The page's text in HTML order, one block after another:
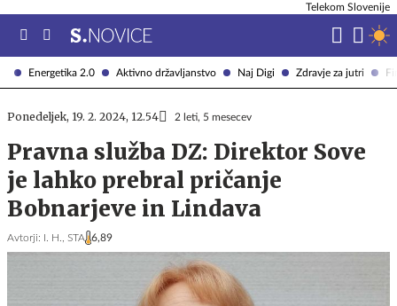
Energetika 2.0 Aktivno državljanstvo Naj Digi Zdravje za jutri
Telekom Slovenije
Ponedeljek, 19. 2. 2024, 12.54 2 leti, 5 mesecev
Pravna služba DZ: Direktor Sove
je lahko prebral pričanje
Bobnarjeve in Lindava
Avtorji: I. H., STA 6,89